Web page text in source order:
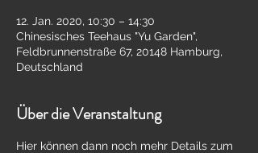
12. Jan. 2020, 10:30 – 14:30
Chinesisches Teehaus "Yu Garden",
Feldbrunnenstraße 67, 20148 Hamburg,
Deutschland
Über die Veranstaltung
Hier können dann noch mehr Details zum